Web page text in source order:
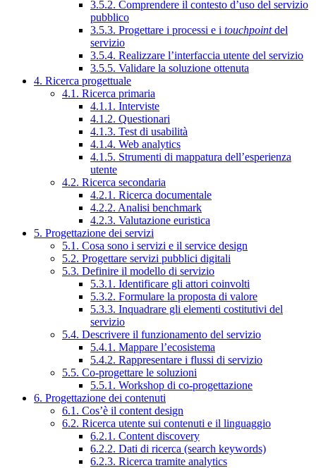
3.5.2. Comprendere il contesto d’uso del servizio
pubblico
3.5.3. Progettare i processi e i touchpointdel
servizio
3.5.4. Realizzare l’interfaccia utente del servizio
3.5.5. Validare la soluzione ottenuta
4. Ricerca progettuale
4.1. Ricerca primaria
4.1.1. Interviste
4.1.2. Questionari
4.1.3. Test di usabilità
4.1.4. Web analytics
4.1.5. Strumenti di mappatura dell’esperienza
utente
4.2. Ricerca secondaria
4.2.1. Ricerca documentale
4.2.2. Analisi benchmark
4.2.3. Valutazione euristica
5. Progettazione dei servizi
5.1. Cosa sono i servizi e il service design
5.2. Progettare servizi pubblici digitali
5.3. Definire il modello di servizio
5.3.1. Identificare gli attori coinvolti
5.3.2. Formulare la proposta di valore
5.3.3. Inquadrare gli elementi costitutivi del
servizio
5.4. Descrivere il funzionamento del servizio
5.4.1. Mappare l’ecosistema
5.4.2. Rappresentare i flussi di servizio
5.5. Co-progettare le soluzioni
5.5.1. Workshop di co-progettazione
6. Progettazione dei contenuti
6.1. Cos’è il content design
6.2. Ricerca utente sui contenuti e il linguaggio
6.2.1. Content discovery
6.2.2. Dati di ricerca (search keywords)
6.2.3. Ricerca tramite analytics